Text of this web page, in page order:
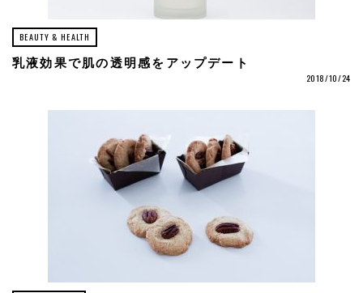
BEAUTY & HEALTH
乳液効果で肌の透明感をアップデート
2018/10/24